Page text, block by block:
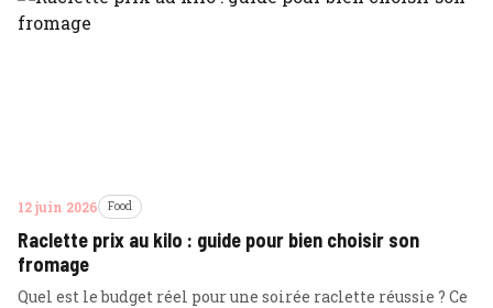
12 juin 2026 Food
Raclette prix au kilo : guide pour bien choisir son
fromage
Quel est le budget réel pour une soirée raclette réussie ? Ce